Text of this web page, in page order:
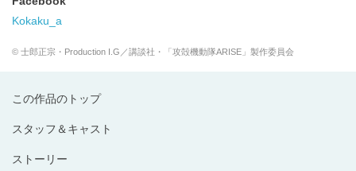
この作品のトップ
スタッフ＆キャスト
ストーリー
Kokaku_a
© 士郎正宗・Production I.G／講談社・「攻殻機動隊ARISE」製作委員会